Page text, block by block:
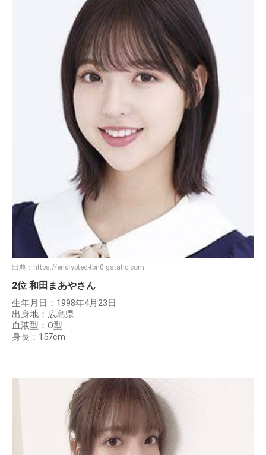
出典： https://encrypted-tbn0.gstatic.com
2位 和田まあやさん
生年月日：1998年4月23日
出身地：広島県
血液型：O型
身長：157cm